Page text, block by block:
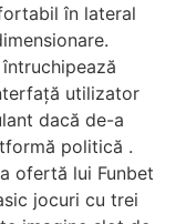
în lateral
utilizator
dacă de-a
politică .
ofertă lui Funbet
jocuri cu trei